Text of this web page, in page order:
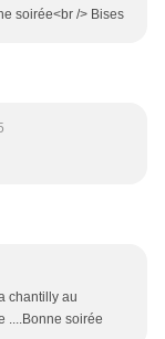
soirée<br /> Bises
chantilly au
....Bonne soirée